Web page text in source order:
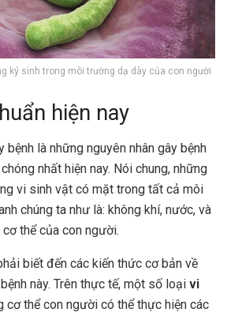
ký sinh trong môi trường dạ dày của con người
hiện nay
bệnh là những nguyên nhân gây bệnh
nhất hiện nay. Nói chung, những
vi sinh vật có mặt trong tất cả môi
chúng ta như là: không khí, nước, và
thể của con người.
biết đến các kiến thức cơ bản về
này. Trên thực tế, một số loại vi
cơ thể con người có thể thực hiện các